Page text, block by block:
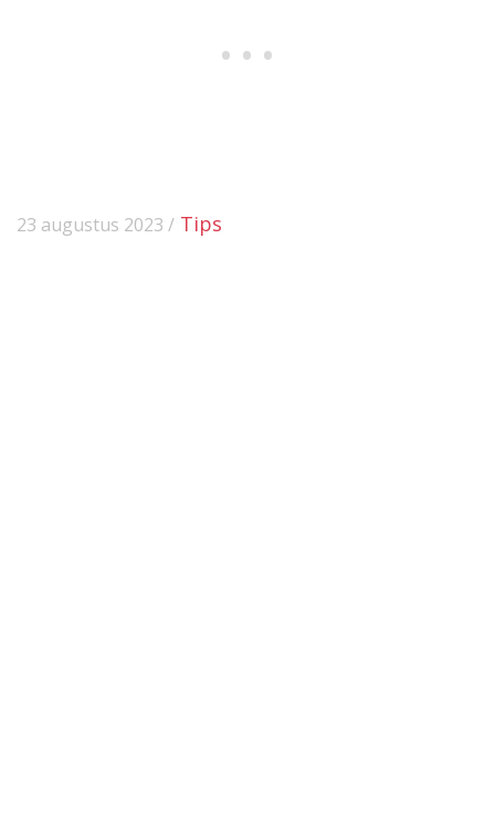
23 augustus 2023 / Tips